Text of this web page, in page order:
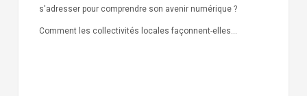
s'adresser pour comprendre son avenir numérique ?
Comment les collectivités locales façonnent-elles…